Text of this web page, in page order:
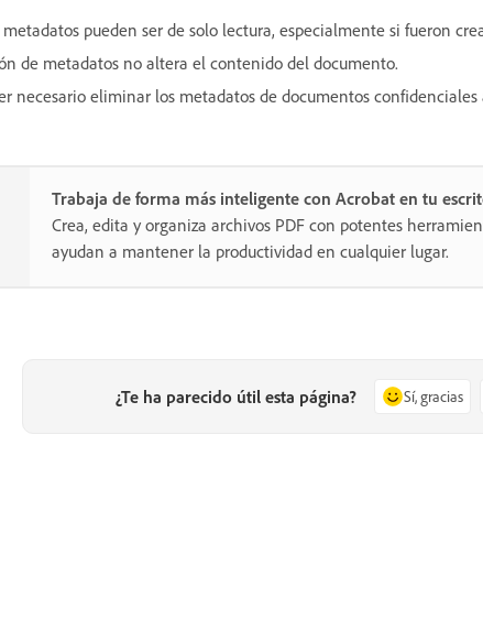
pueden ser de solo lectura, especialmente si fueron
de metadatos no altera el contenido del documento.
necesario eliminar los metadatos de documentos
Trabaja de forma más inteligente con Acrobat en tu
Crea, edita y organiza archivos PDF con potentes
ayudan a mantener la productividad en cualquier lugar.
¿Te ha parecido útil esta página? Sí, gracias